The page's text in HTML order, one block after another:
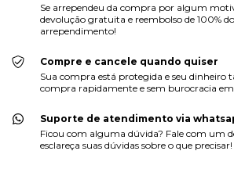
Se arrependeu da compra por algum
devolução gratuita e reembolso de 100%
arrependimento!
Compre e cancele quando quiser
Sua compra está protegida e seu dinheiro
compra rapidamente e sem burocracia em
Suporte de atendimento via
Ficou com alguma dúvida? Fale com um
esclareça suas dúvidas sobre o que precisar!